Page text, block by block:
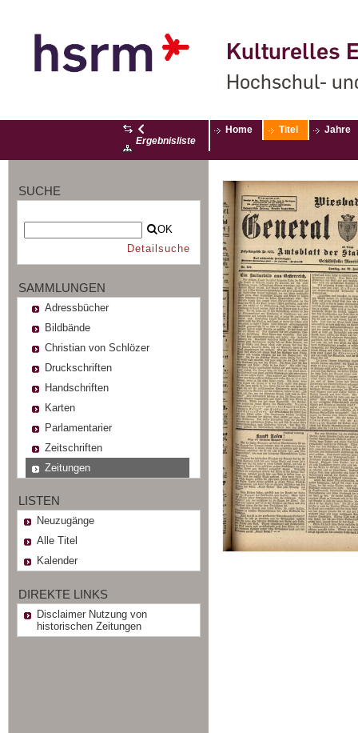
Kulturelles
Hochschul-
Ergebnisliste
Home Titel Jahre
SUCHE
OK
Detailsuche
SAMMLUNGEN
Adressbücher
Bildbände
Christian von Schlözer
Druckschriften
Handschriften
Karten
Parlamentarier
Zeitschriften
Zeitungen
LISTEN
Neuzugänge
Alle Titel
Kalender
DIREKTE LINKS
Disclaimer Nutzung von
historischen Zeitungen